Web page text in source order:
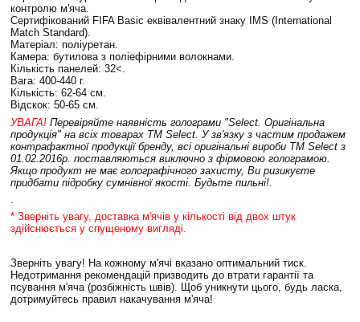
контролю м'яча.
Сертифікований FIFA Basic еквівалентний знаку IMS (International
Match Standard).
Матеріал: поліуретан.
Камера: бутилова з поліефірними волокнами.
Кількість панелей: 32<.
Вага: 400-440 г.
Кількість: 62-64 см.
Відскок: 50-65 см.
УВАГА! Перевіряйте наявність голограми "Select. Оригінальна
продукція" на всіх товарах ТМ Select. У зв'язку з частим продажем
контрафактної продукції бренду, всі оригінальні вироби ТМ Select з
01.02.2016р. поставляються виключно з фірмовою голограмою.
Якщо продукт не має голографічного захисту, Ви ризикуєте
придбати підробку сумнівної якості. Будьте пильні!.
* Зверніть увагу, доставка м'ячів у кількості від двох штук
здійснюється у спущеному вигляді.
Зверніть увагу! На кожному м'ячі вказано оптимальний тиск.
Недотримання рекомендацій призводить до втрати гарантії та
псування м'яча (розбіжність швів). Щоб уникнути цього, будь ласка,
дотримуйтесь правил накачування м'яча!